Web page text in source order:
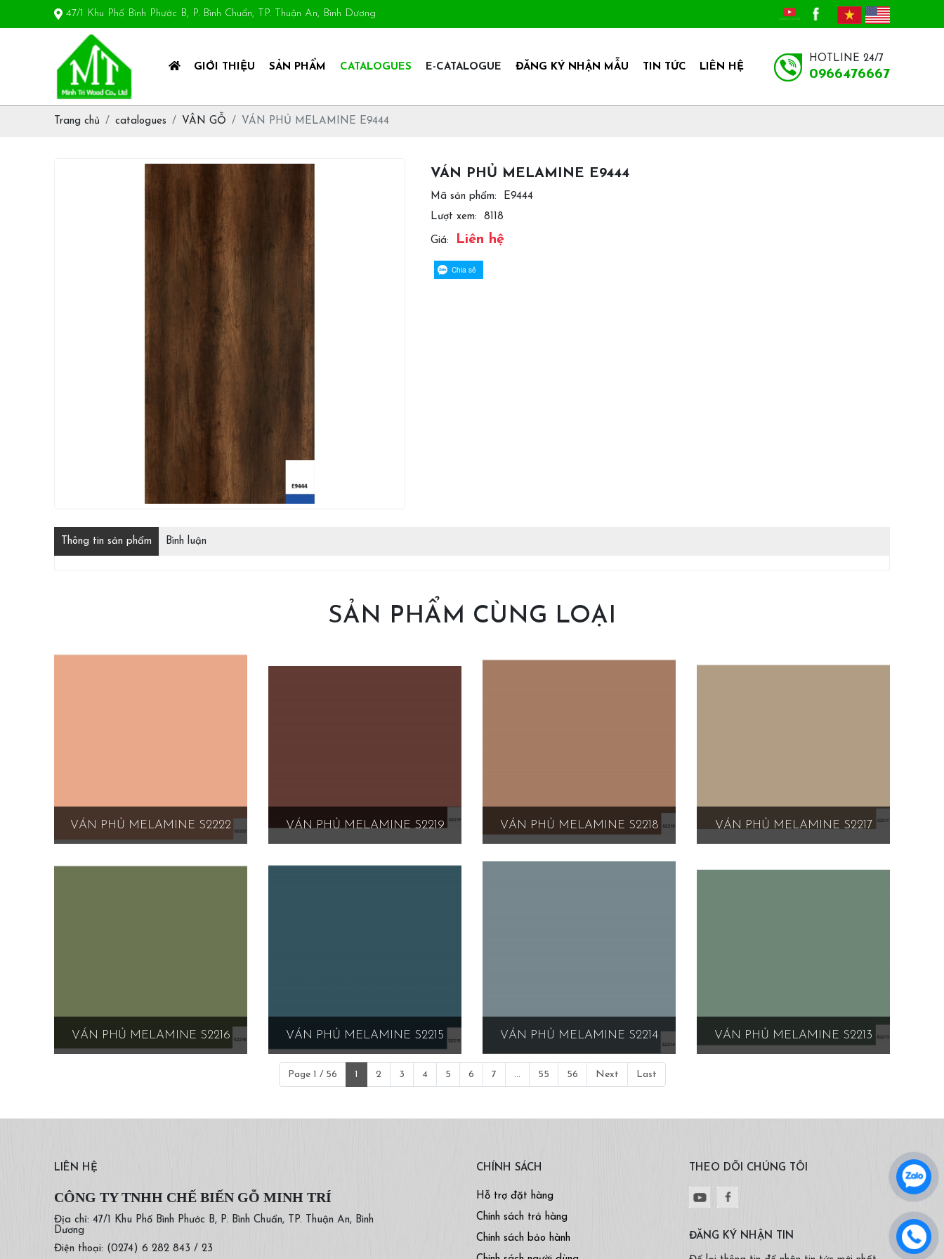
47/1 Khu Phố Bình Phước B, P. Bình Chuẩn, TP. Thuận An, Bình Dương
GIỚI THIỆU SẢN PHẨM CATALOGUES E-CATALOGUE ĐĂNG KÝ NHẬN MẪU TIN TỨC LIÊN HỆ
HOTLINE 24/7
0966476667
Trang chủ catalogues VÂN GỖ VÁN PHỦ MELAMINE E9444
VÁN PHỦ MELAMINE E9444
Mã sản phẩm:
E9444
Lượt xem:
8118
Giá: Liên hệ
Chia sẻ
Thông tin sản phẩm Bình luận
SẢN PHẨM CÙNG LOẠI
VÁN PHỦ MELAMINE S2222 VÁN PHỦ MELAMINE S2219 VÁN PHỦ MELAMINE S2218 VÁN PHỦ MELAMINE S2217
VÁN PHỦ MELAMINE S2216 VÁN PHỦ MELAMINE S2215 VÁN PHỦ MELAMINE S2214 VÁN PHỦ MELAMINE S2213
Page 1 / 56 1 2 3 4 5 6 7 ... 55 56 Next Last
LIÊN HỆ
CÔNG TY TNHH CHẾ BIẾN GỖ MINH TRÍ
Địa chỉ: 47/1 Khu Phố Bình Phước B, P. Bình Chuẩn, TP. Thuận An, Bình
Dương
Điện thoại: (0274) 6 282 843 / 23
CHÍNH SÁCH
Hỗ trợ đặt hàng
Chính sách trả hàng
Chính sách bảo hành
THEO DÕI CHÚNG TÔI
ĐĂNG KÝ NHẬN TIN